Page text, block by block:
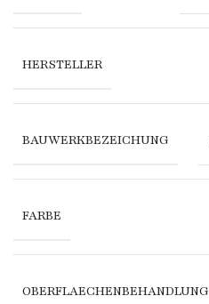
HERSTELLER
BAUWERKBEZEICHUNG
FARBE
OBERFLAECHENBEHANDLUNG